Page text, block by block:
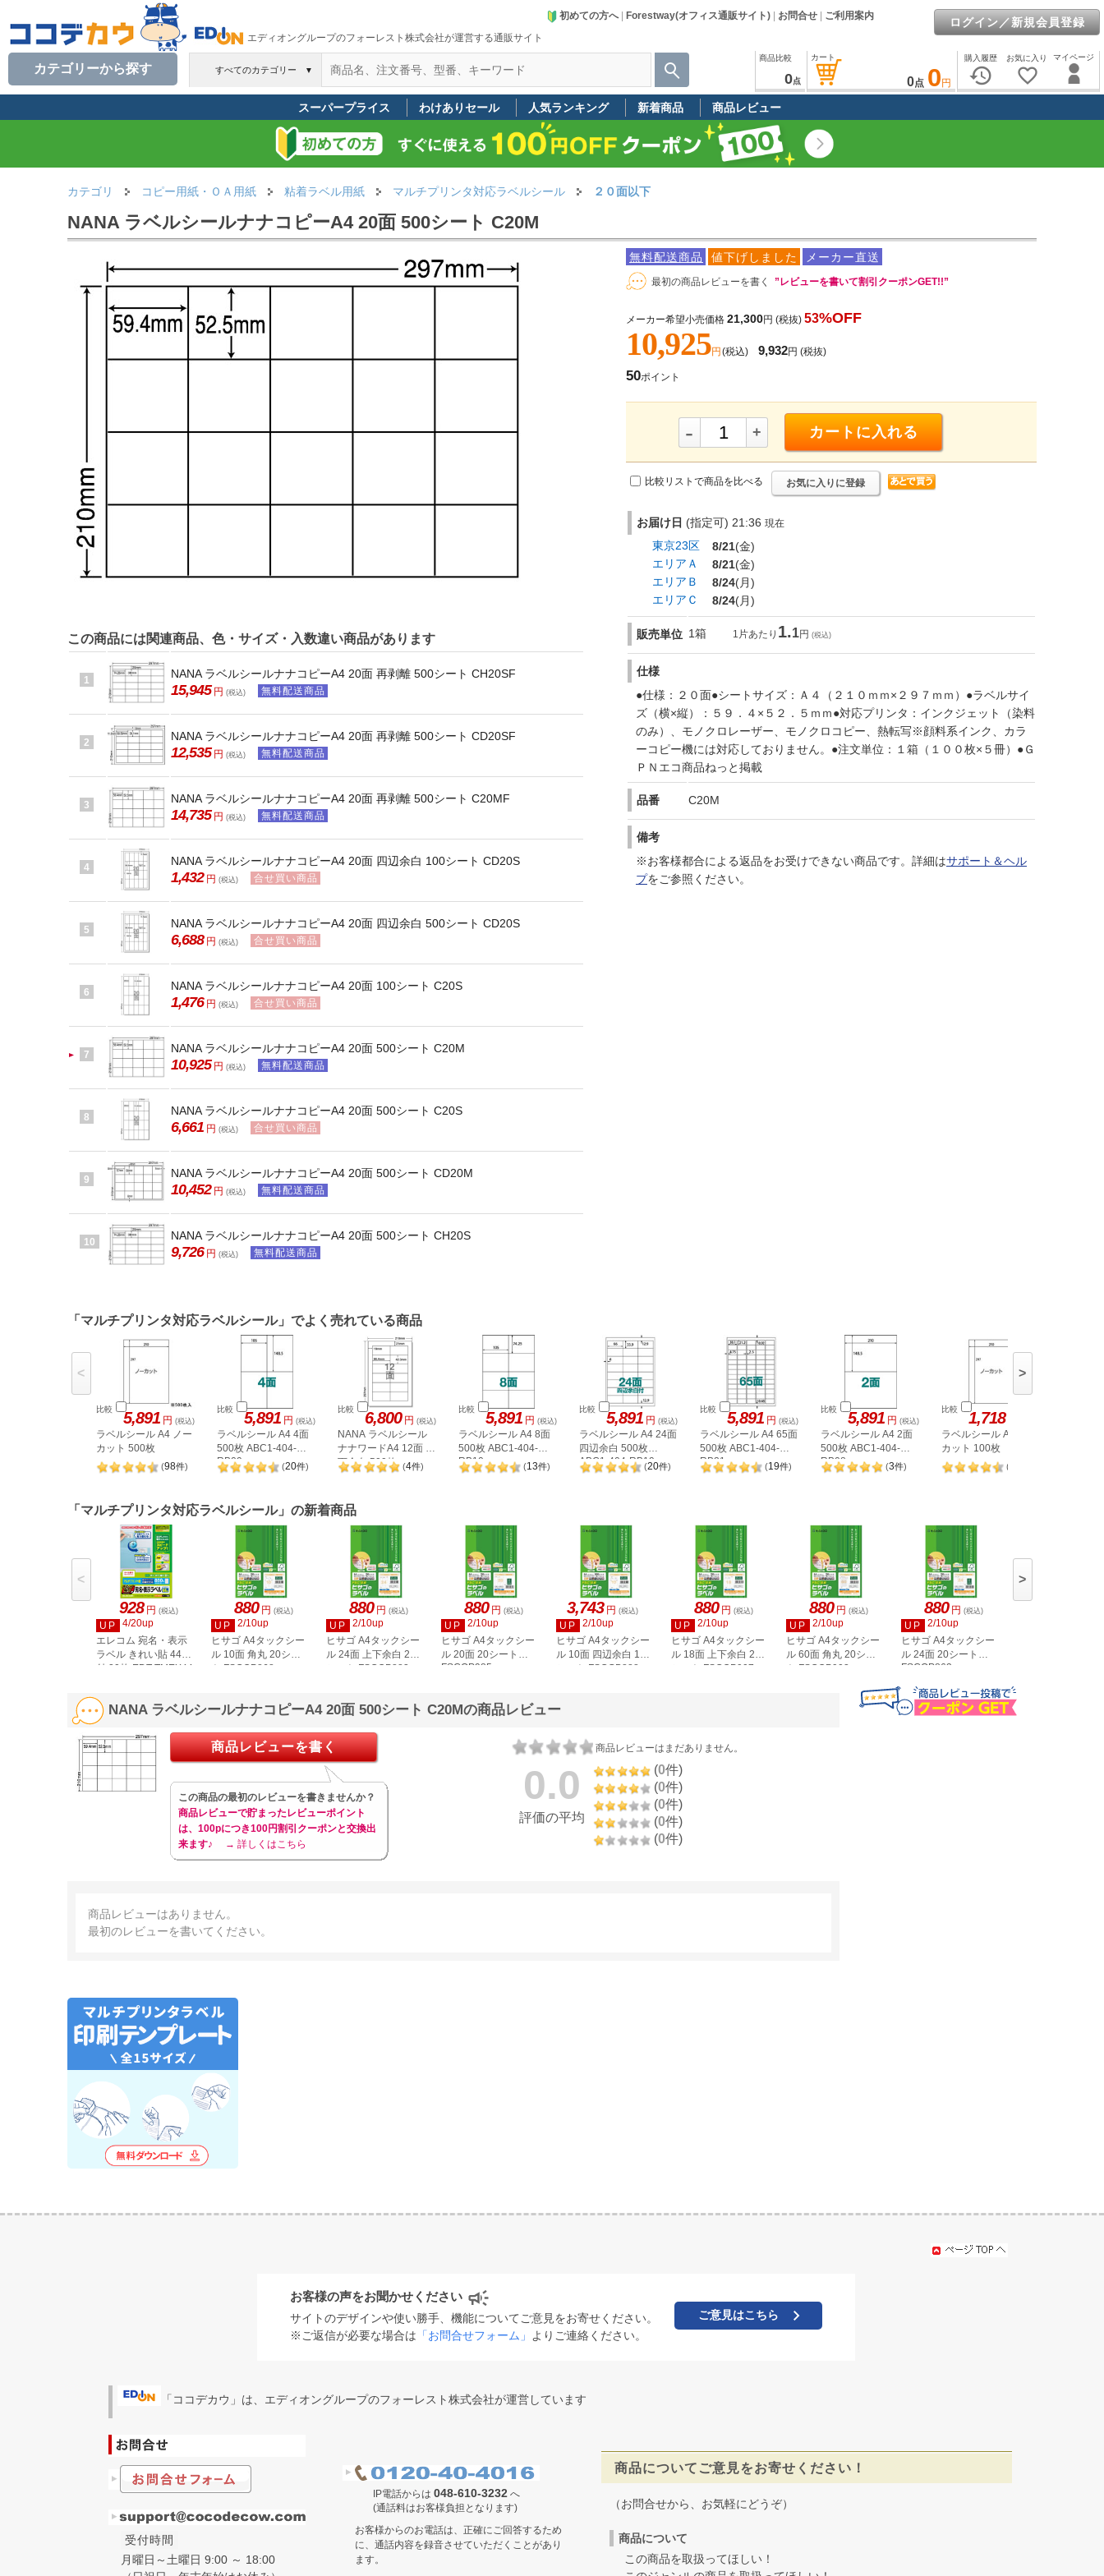
エディオングループのフォーレスト株式会社が運営する通販サイト
初めての方へ| Forestway(オフィス通販サイト) お問合せ ご利用案内 ログイン／新規会員登録
すべてのカテゴリー ▼
カテゴリーから探す
マイページ
お気に入り
favorite_border
購入履歴
history
カート
0点 0 円
商品比較
0点
スーパープライス わけありセール 人気ランキング 新着商品 商品レビュー
カテゴリ コピー用紙・ＯＡ用紙 粘着ラベル用紙 マルチプリンタ対応ラベルシール ２０面以下
NANA ラベルシールナナコピーA4 20面 500シート C20M
無料配送商品 値下げしました メーカー直送
最初の商品レビューを書く ”レビューを書いて割引クーポンGET!!”
メーカー希望小売価格 21,300円 (税抜) 53%OFF
10,925円 (税込) 9,932円 (税抜)
50ポイント
- + カートに入れる
比較リストで商品を比べる お気に入りに登録
お届け日 (指定可) 21:36 現在
東京23区 8/21(金)
エリアＡ
8/21(金)
エリアＢ
8/24(月)
エリアＣ
8/24(月)
販売単位 1箱 1片あたり 1.1円 (税込)
仕様
●仕様：２０面●シートサイズ：Ａ４（２１０ｍｍ×２９７ｍｍ）●ラベルサイ
ズ（横×縦）：５９．４×５２．５ｍｍ●対応プリンタ：インクジェット（染料
のみ）、モノクロレーザー、モノクロコピー、熱転写※顔料系インク、カラ
ーコピー機には対応しておりません。●注文単位：１箱（１００枚×５冊）●Ｇ
ＰＮエコ商品ねっと掲載
品番 C20M
備考
※お客様都合による返品をお受けできない商品です。詳細はサポート＆ヘル
プをご参照ください。
この商品には関連商品、色・サイズ・入数違い商品があります
1 NANA ラベルシールナナコピーA4 20面 再剥離 500シート CH20SF
15,945 円 (税込) 無料配送商品
2 NANA ラベルシールナナコピーA4 20面 再剥離 500シート CD20SF
12,535 円 (税込) 無料配送商品
3 NANA ラベルシールナナコピーA4 20面 再剥離 500シート C20MF
14,735 円 (税込) 無料配送商品
4 NANA ラベルシールナナコピーA4 20面 四辺余白 100シート CD20S
1,432 円 (税込) 合せ買い商品
5 NANA ラベルシールナナコピーA4 20面 四辺余白 500シート CD20S
6,688 円 (税込) 合せ買い商品
6 NANA ラベルシールナナコピーA4 20面 100シート C20S
1,476 円 (税込) 合せ買い商品
7 NANA ラベルシールナナコピーA4 20面 500シート C20M
10,925 円 (税込) 無料配送商品
8 NANA ラベルシールナナコピーA4 20面 500シート C20S
6,661 円 (税込) 合せ買い商品
9 NANA ラベルシールナナコピーA4 20面 500シート CD20M
10,452 円 (税込) 無料配送商品
10 NANA ラベルシールナナコピーA4 20面 500シート CH20S
9,726 円 (税込) 無料配送商品
「マルチプリンタ対応ラベルシール」でよく売れている商品
比較 5,891 円 (税込)
ラベルシール A4 ノー
カット 500枚
(98件)
比較 5,891 円 (税込)
ラベルシール A4 4面
500枚 ABC1-404-
RB09
(20件)
比較 6,800 円 (税込)
NANA ラベルシール
ナナワードA4 12面 上
下余白 500枚
LDW12P
(4件)
比較 5,891 円 (税込)
ラベルシール A4 8面
500枚 ABC1-404-
RB10
(13件)
比較 5,891 円 (税込)
ラベルシール A4 24面
四辺余白 500枚
ABC1-404-RB19
(20件)
比較 5,891 円 (税込)
ラベルシール A4 65面
500枚 ABC1-404-
RB21
(19件)
比較 5,891 円 (税込)
ラベルシール A4 2面
500枚 ABC1-404-
RB08
(3件)
比較 1,718
ラベルシール A4 ノー
カット 100枚
(
< >
「マルチプリンタ対応ラベルシール」の新着商品
928 円 (税込)
UP
4/20up
エレコム 宛名・表示
ラベル きれい貼 44面
付 20枚 EDT-TMEX44
880 円 (税込)
UP
2/10up
ヒサゴ A4タックシー
ル 10面 角丸 20シー
ト FSCOP868
880 円 (税込)
UP
2/10up
ヒサゴ A4タックシー
ル 24面 上下余白 20
シート FSCOP883
880 円 (税込)
UP
2/10up
ヒサゴ A4タックシー
ル 20面 20シート
FSCOP985
3,743 円 (税込)
UP
2/10up
ヒサゴ A4タックシー
ル 10面 四辺余白 100
シート FSCGB888
880 円 (税込)
UP
2/10up
ヒサゴ A4タックシー
ル 18面 上下余白 20
シート FSCOP907
880 円 (税込)
UP
2/10up
ヒサゴ A4タックシー
ル 60面 角丸 20シー
ト FSCOP902
880 円 (税込)
UP
2/10up
ヒサゴ A4タックシー
ル 24面 20シート
FSCOP863
< >
NANA ラベルシールナナコピーA4 20面 500シート C20Mの商品レビュー
商品レビューはまだありません。
0.0
評価の平均
(0件)
(0件)
(0件)
(0件)
(0件)
商品レビューを書く
この商品の最初のレビューを書きませんか？
商品レビューで貯まったレビューポイント
は、100pにつき100円割引クーポンと交換出
来ます♪
→ 詳しくはこちら
商品レビューはありません。
最初のレビューを書いてください。
お客様の声をお聞かせください
サイトのデザインや使い勝手、機能についてご意見をお寄せください。
※ご返信が必要な場合は 「お問合せフォーム」 よりご連絡ください。
ご意見はこちら
「ココデカウ」は、エディオングループのフォーレスト株式会社が運営しています
受付時間
月曜日～土曜日 9:00 ～ 18:00
IP電話からは 048-610-3232 へ
(通話料はお客様負担となります)
お客様からのお電話は、正確にご回答するため
に、通話内容を録音させていただくことがあり
ます。
商品についてご意見をお寄せください！
（お問合せから、お気軽にどうぞ）
商品について
この商品を取扱ってほしい！